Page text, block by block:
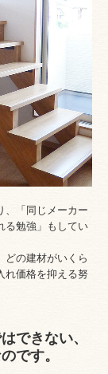
、「同じメーカー
る勉強」もしてい
どの建材がいくら
れ価格を抑える努
できない、
です。